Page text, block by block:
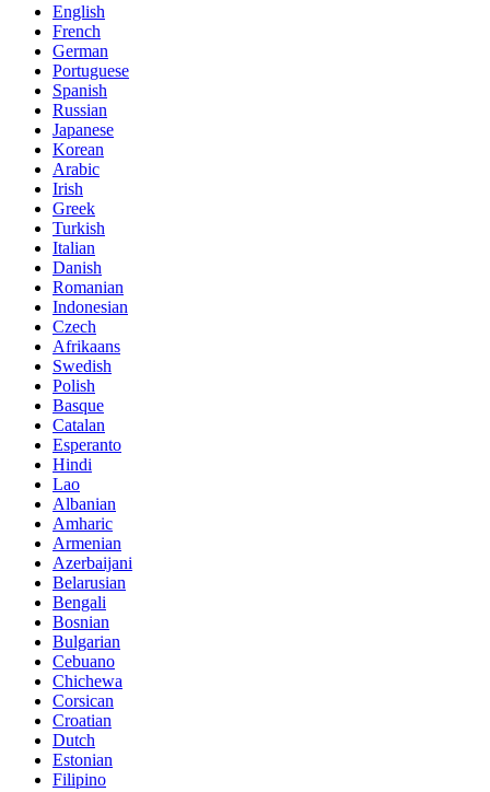
English
French
German
Portuguese
Spanish
Russian
Japanese
Korean
Arabic
Irish
Greek
Turkish
Italian
Danish
Romanian
Indonesian
Czech
Afrikaans
Swedish
Polish
Basque
Catalan
Esperanto
Hindi
Lao
Albanian
Amharic
Armenian
Azerbaijani
Belarusian
Bengali
Bosnian
Bulgarian
Cebuano
Chichewa
Corsican
Croatian
Dutch
Estonian
Filipino